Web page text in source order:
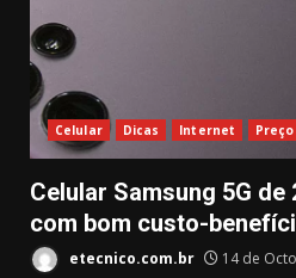
Celular Dicas Internet Preço
Celular Samsung 5G de
com bom custo-
etecnico.com.br 14 de